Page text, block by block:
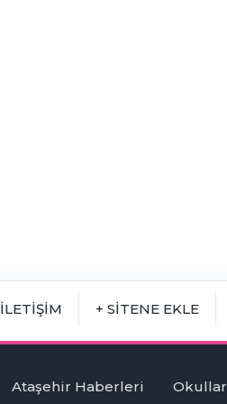
İLETİŞİM + SİTENE EKLE
Ataşehir Haberleri Okullar